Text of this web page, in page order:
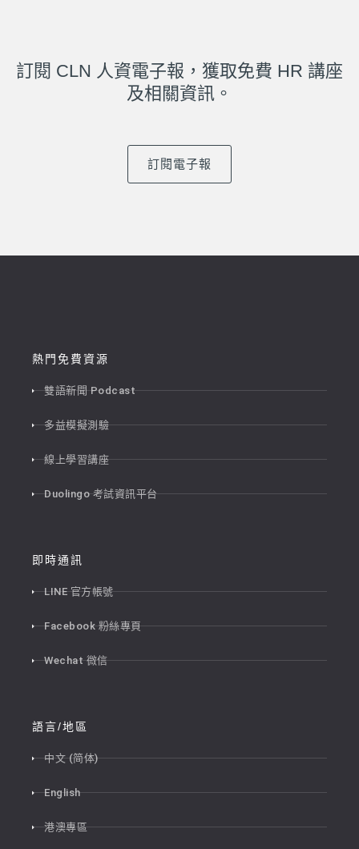
訂閱 CLN 人資電子報，獲取免費 HR 講座
及相關資訊。
訂閱電子報
熱門免費資源
雙語新聞 Podcast
多益模擬測驗
線上學習講座
Duolingo 考試資訊平台
即時通訊
LINE 官方帳號
Facebook 粉絲專頁
Wechat 微信
語言/地區
中文 (简体)
English
港澳專區